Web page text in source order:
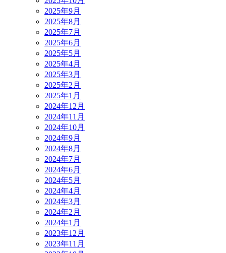
2025年9月
2025年8月
2025年7月
2025年6月
2025年5月
2025年4月
2025年3月
2025年2月
2025年1月
2024年12月
2024年11月
2024年10月
2024年9月
2024年8月
2024年7月
2024年6月
2024年5月
2024年4月
2024年3月
2024年2月
2024年1月
2023年12月
2023年11月